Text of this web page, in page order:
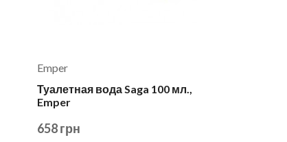
Emper
Туалетная вода Saga 100 мл.,
Emper
658 грн